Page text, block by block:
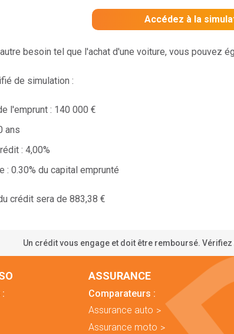
Accédez à la
besoin tel que l'achat d'une voiture, vous pouvez
de simulation :
l'emprunt : 140 000 €
ans
: 4,00%
: 0.30% du capital emprunté
crédit sera de 883,38 €
Un crédit vous engage et doit être remboursé.
ASSURANCE
Comparateurs :
Assurance auto
Assurance moto